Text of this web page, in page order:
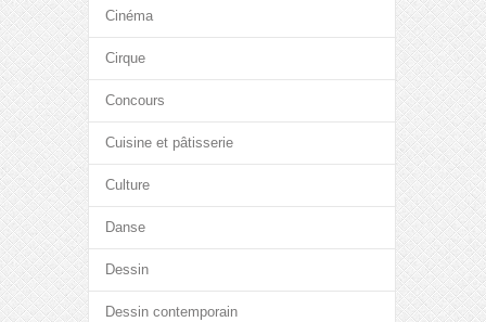
Cinéma
Cirque
Concours
Cuisine et pâtisserie
Culture
Danse
Dessin
Dessin contemporain